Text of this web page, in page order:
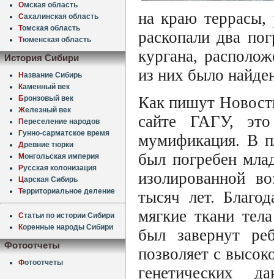
Омская область
Сахалинская область
Томская область
Тюменская область
История Сибири
Название Сибирь
Каменный век
Бронзовый век
Железный век
Переселение народов
Гунно-сарматское время
Древние тюрки
Монгольская империя
Русская колонизация
Царская Сибирь
Территориальное деление
Статьи по истории Сибири
Коренные народы Сибири
Фотоотчеты
Фотоотчеты
на краю террасы,
раскопали два
кургана,
из них было
Как пишут
сайте ГАГУ, это
мумификация. В
был погребен
изолированной
тысяч лет.
мягкие ткани
был завернут
позволяет с
генетических